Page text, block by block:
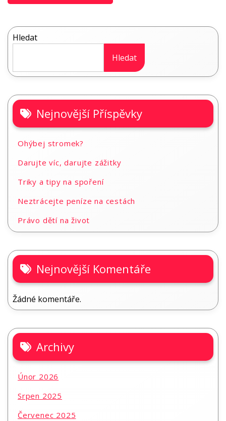
Hledat
Hledat
Nejnovější Příspěvky
Ohýbej stromek?
Darujte víc, darujte zážitky
Triky a tipy na spoření
Neztrácejte peníze na cestách
Právo dětí na život
Nejnovější Komentáře
Žádné komentáře.
Archivy
Únor 2026
Srpen 2025
Červenec 2025